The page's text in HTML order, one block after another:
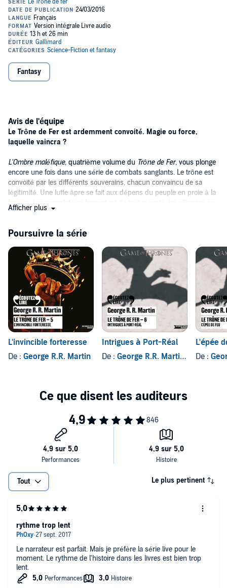
Les ennemis jurés, Catelyn et Tyrion, fourbissent chacun leurs
armes. Catelyn Stark rejoint Renly Baratheon à la tête des forces de
Hautjardin et d'Accalmie, tandis que Tyrion Lannister ourdit de
nouvelles alliances et prépare Port-Réal à repousser le futur siège,
mais un nouveau péril se profile : une ombre qui plane, frappe les
rois et renverse les citadelles…
Bernard Métraux prête sa voix multiforme à une pléiade de
personnages qui tissent à travers leurs forces, leurs faiblesses, leurs
Illustration de couverture : © 2012 Home Box Office, Inc. All Rights
Reserved. HBO and related service marks are the property of Home
©2009 Pygmalion, département de Flammarion (P)2016 Editions
Gallimard
Fantasy
Avis de l'équipe
Le Trône de Fer est ardemment convoité. Magie ou force,
laquelle vaincra ?
L'Ombre maléfique, quatrième volume du Trône de Fer, vous plonge
encore une fois dans une série de combats sanglants. Le trône est
convoité par les différents souverains, chacun convaincu de sa
légitimité. Une lutte âpre se fait aux dépens du peuple en proie à la
famine. Les complots se fomentent de toutes parts, les alliances se
créent, les trahisons se multiplient. Dans ce chaos, un nouveau
maléfique Mélisandre d'Asshaï...
Personnages complexes, détails nombreux, stratégies fines : George
R.R. Martin nous comble encore d'émotions intenses. La
performance du narrateur, Bernard Métraux, est à nouveau à
saluer. Il sert le récit par les multiples intonations de sa voix. Fermez
les yeux, ce livre audio vous embarque au cœur des luttes sans
merci.
Afficher plus
Poursuivre la série
L'invincible forteresse
De : George R.R. Martin
Intrigues à Port-Réal
De : George R.R. Martin , et autres
L'épée
De :
Tout Le plus pertinent
Le narrateur est parfait. Mais je préfère la série live pour le
moment. Le rythme de l'histoire dans les livres est bien trop
lent.
rythme trop lent